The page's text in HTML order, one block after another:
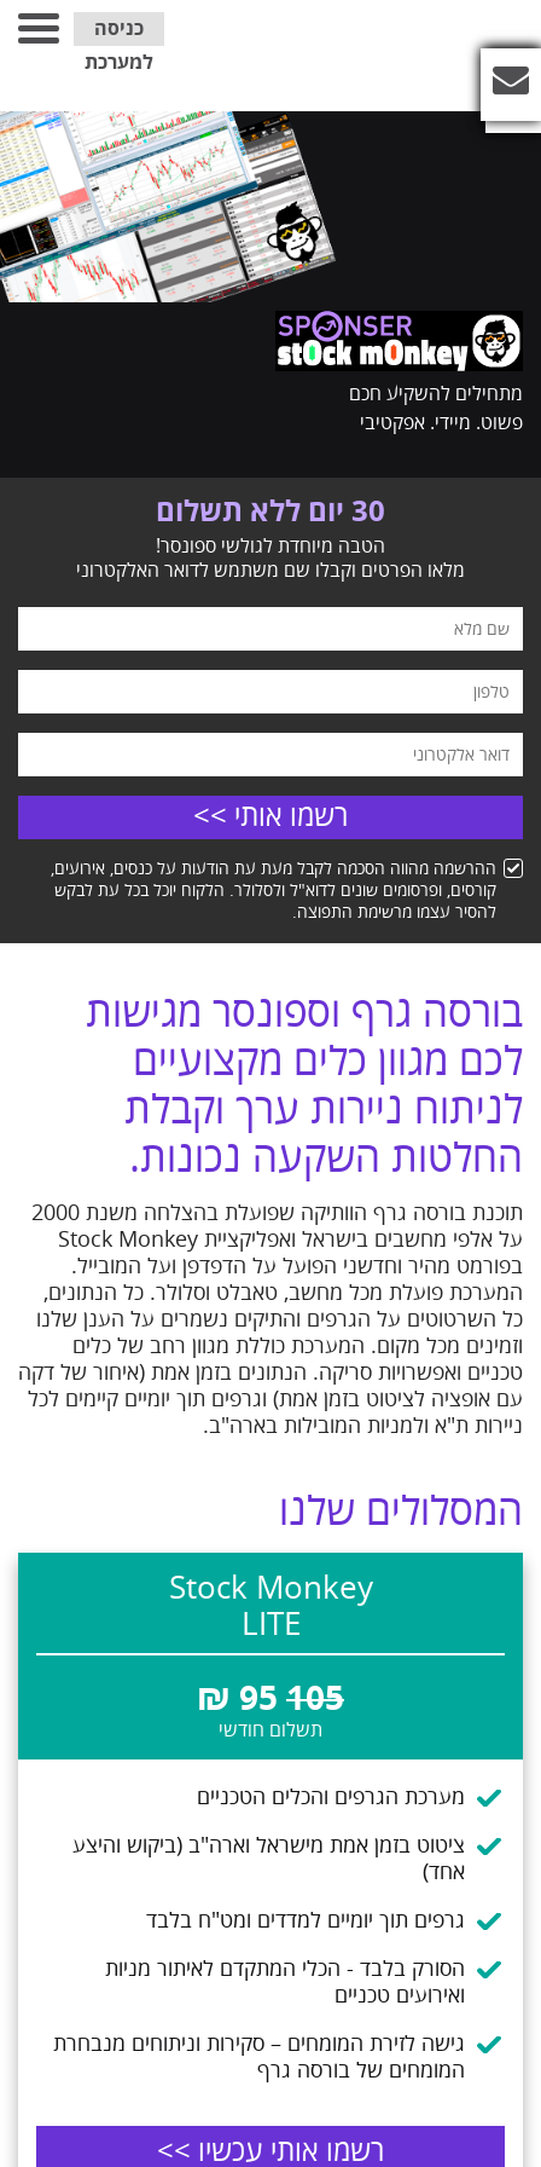
כניסה
למערכת
מתחילים להשקיע חכם
פשוט. מיידי. אפקטיבי
30 יום ללא תשלום
הטבה מיוחדת לגולשי ספונסר!
מלאו הפרטים וקבלו שם משתמש לדואר האלקטרוני
ההרשמה מהווה הסכמה לקבל מעת עת הודעות על כנסים, אירועים,
קורסים, ופרסומים שונים לדוא"ל ולסלולר. הלקוח יוכל בכל עת לבקש
להסיר עצמו מרשימת התפוצה.
בורסה גרף וספונסר מגישות
לכם מגוון כלים מקצועיים
לניתוח ניירות ערך וקבלת
החלטות השקעה נכונות.
תוכנת בורסה גרף הוותיקה שפועלת בהצלחה משנת 2000
על אלפי מחשבים בישראל ואפליקציית Stock Monkey
בפורמט מהיר וחדשני הפועל על הדפדפן ועל המובייל.
המערכת פועלת מכל מחשב, טאבלט וסלולר. כל הנתונים,
כל השרטוטים על הגרפים והתיקים נשמרים על הענן שלנו
וזמינים מכל מקום. המערכת כוללת מגוון רחב של כלים
טכניים ואפשרויות סריקה. הנתונים בזמן אמת (איחור של דקה
עם אופציה לציטוט בזמן אמת) וגרפים תוך יומיים קיימים לכל
ניירות ת"א ולמניות המובילות בארה"ב.
המסלולים שלנו
Stock Monkey
LITE
95 105
₪
תשלום חודשי
מערכת הגרפים והכלים הטכניים
ציטוט בזמן אמת מישראל וארה"ב (ביקוש והיצע
אחד)
גרפים תוך יומיים למדדים ומט"ח בלבד
הסורק בלבד - הכלי המתקדם לאיתור מניות
ואירועים טכניים
גישה לזירת המומחים – סקירות וניתוחים מנבחרת
המומחים של בורסה גרף
רשמו אותי עכשיו >>